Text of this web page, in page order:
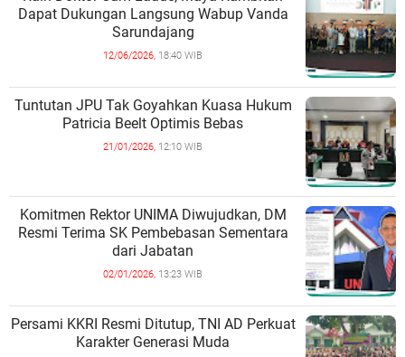
Dapat Dukungan Langsung Wabup Vanda
Sarundajang
12/06/2026, 18:40 WIB
Tuntutan JPU Tak Goyahkan Kuasa Hukum
Patricia Beelt Optimis Bebas
21/01/2026, 12:10 WIB
Komitmen Rektor UNIMA Diwujudkan, DM
Resmi Terima SK Pembebasan Sementara
dari Jabatan
02/01/2026, 13:23 WIB
Persami KKRI Resmi Ditutup, TNI AD Perkuat
Karakter Generasi Muda